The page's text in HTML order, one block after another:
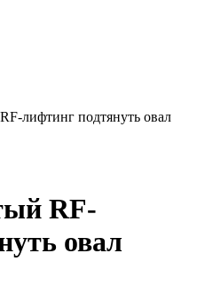
лифтинг подтянуть овал
RF-
овал